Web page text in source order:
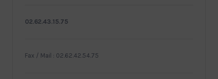
02.62.43.15.75
Fax / Mail : 02.62.42.54.75